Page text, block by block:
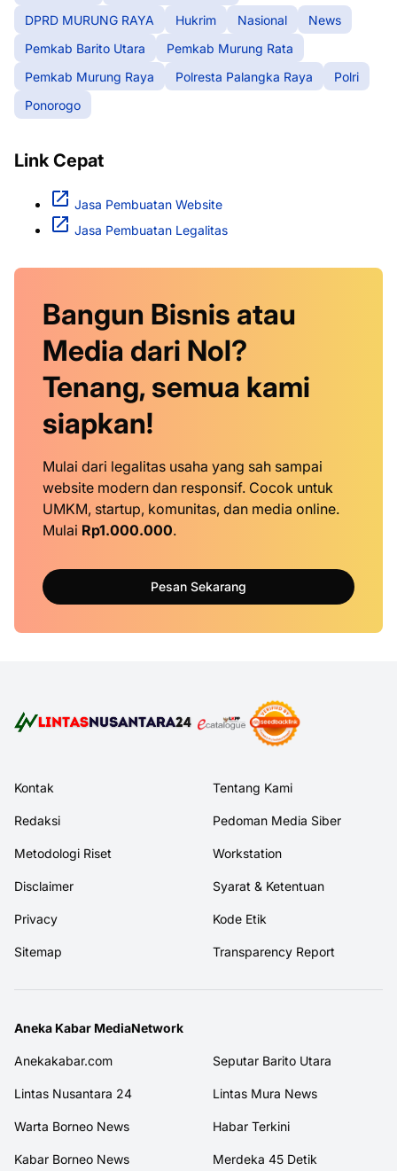
DPRD MURUNG RAYA
Hukrim Nasional
News
Pemkab Barito Utara
Pemkab Murung Rata
Pemkab Murung Raya
Polresta Palangka Raya
Polri
Ponorogo
Link Cepat
Jasa Pembuatan Website
Jasa Pembuatan Legalitas
Bangun Bisnis atau
Media dari Nol?
Tenang, semua kami
siapkan!
Mulai dari legalitas usaha yang sah sampai
website modern dan responsif. Cocok untuk
UMKM, startup, komunitas, dan media online.
Mulai Rp1.000.000.
Pesan Sekarang
Kontak Tentang Kami
Redaksi Pedoman Media Siber
Metodologi Riset Workstation
Disclaimer Syarat & Ketentuan
Privacy Kode Etik
Sitemap Transparency Report
Aneka Kabar MediaNetwork
Anekakabar.com Seputar Barito Utara
Lintas Nusantara 24 Lintas Mura News
Warta Borneo News Habar Terkini
Kabar Borneo News Merdeka 45 Detik